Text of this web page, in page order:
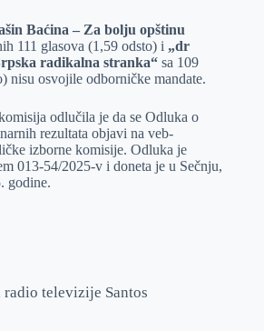
Baćina – Za bolju opštinu
111 glasova (1,59 odsto) i „dr
radikalna stranka“sa 109
nisu osvojile odborničke mandate.
odlučila je da se Odluka o
rezultata objavi na veb-
izborne komisije. Odluka je
013-54/2025-v i doneta je u Sečnju,
godine.
televizije Santos